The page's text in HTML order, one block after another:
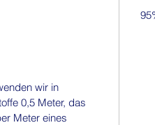
wir in
0,5 Meter, das
Meter eines